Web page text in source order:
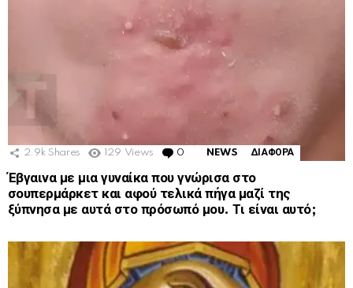
2.9k Shares 129 Views 0 Comments
NEWS ΔΙΑΦΟΡΑ
Έβγαινα με μια γυναίκα που γνώρισα στο
σουπερμάρκετ και αφού τελικά πήγα μαζί της
ξύπνησα με αυτά στο πρόσωπό μου. Τι είναι αυτό;